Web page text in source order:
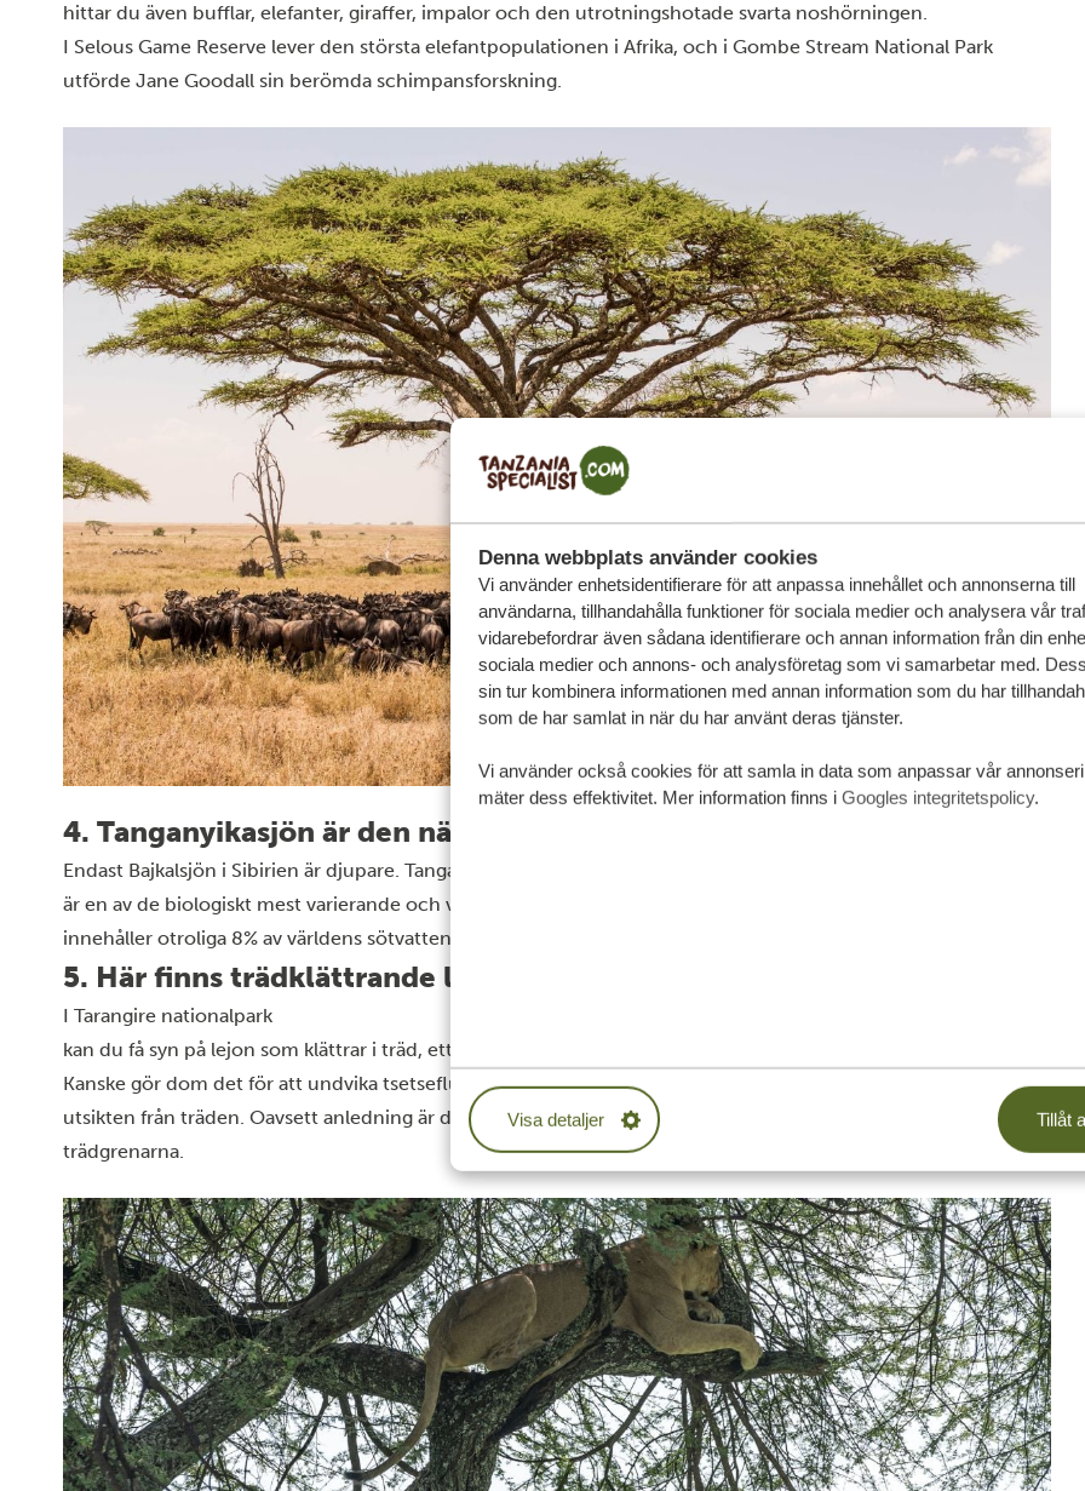
Denna webbplats använder cookies
Vi använder enhetsidentifierare för att anpassa innehållet och annonserna till
användarna, tillhandahålla funktioner för sociala medier och analysera vår
vidarebefordrar även sådana identifierare och annan information från din
sociala medier och annons- och analysföretag som vi samarbetar med.
sin tur kombinera informationen med annan information som du har
som de har samlat in när du har använt deras tjänster.
Vi använder också cookies för att samla in data som anpassar vår
mäter dess effektivitet. Mer information finns i Googles integritetspolicy.
Visa detaljer Tillåt
hittar du även bufflar, elefanter, giraffer, impalor och den utrotningshotade svarta noshörningen.
I Selous Game Reserve lever den största elefantpopulationen i Afrika, och i Gombe Stream National Park
utförde Jane Goodall sin berömda schimpansforskning.
4. Tanganyikasjön är den näst största sjön i världen
Endast Bajkalsjön i Sibirien är djupare. Tanganyikasjön delas mellan Tanzania, Burundi, Zambia och Kongo. Sjön
är en av de biologiskt mest varierande och viktigaste miljöerna i världen. Här finns över 500 fiskarter och sjön
innehåller otroliga 8% av världens sötvatten.
5. Här finns trädklättrande lejon
I Tarangire nationalpark
kan du få syn på lejon som klättrar i träd, ett väldigt ovanligt beteende som fortfarande förbryllar forskare.
Kanske gör dom det för att undvika tsetseflugorna eller för att fånga en sval bris, eller så njuter dom bara av
utsikten från träden. Oavsett anledning är det en fantastisk syn att se lejonen försiktigt klättra över
trädgrenarna.